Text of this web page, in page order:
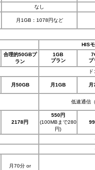
なし
月1GB：1078円など
HIS
合理的50GBプ
ラン
1GB
プラン
プ
月50GB 月1GB 月
低速通信
2178円
550円
(100MBまで280
円)
月70分 or